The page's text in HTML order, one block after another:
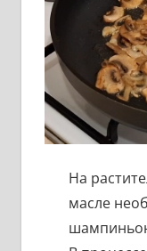
На
масле